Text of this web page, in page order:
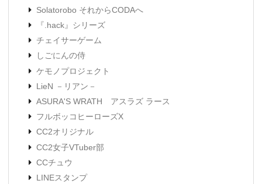
Solatorobo それからCODAへ
『.hack』シリーズ
チェイサーゲーム
しごにんの侍
ケモノプロジェクト
LieN －リアン－
ASURA'S WRATH アスラズ ラース
フルボッコヒーローズX
CC2オリジナル
CC2女子VTuber部
CCチュウ
LINEスタンプ